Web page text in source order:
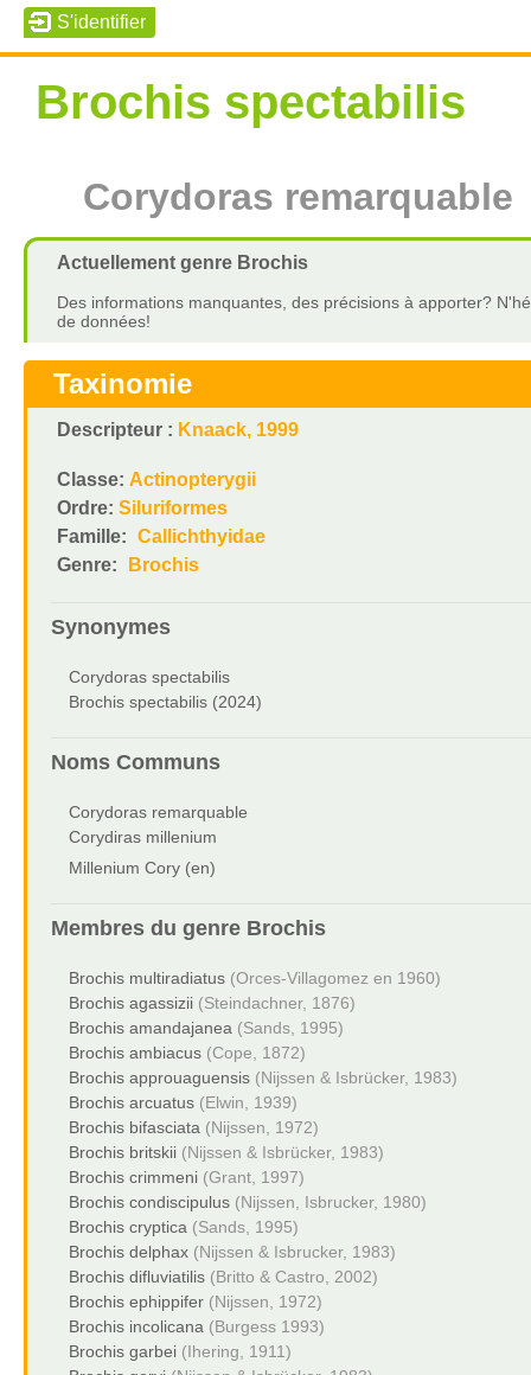
Brochis spectabilis
Corydoras remarquable
Actuellement genre Brochis
Des informations manquantes, des précisions à apporter?
de données!
Taxinomie
Descripteur : Knaack, 1999
Classe: Actinopterygii
Ordre: Siluriformes
Famille: Callichthyidae
Genre:
Brochis
Synonymes
Corydoras spectabilis
Brochis spectabilis (2024)
Noms Communs
Corydoras remarquable
Corydiras millenium
Millenium Cory (en)
Membres du genre Brochis
Brochis multiradiatus (Orces-Villagomez en 1960)
Brochis agassizii (Steindachner, 1876)
Brochis amandajanea (Sands, 1995)
Brochis ambiacus (Cope, 1872)
Brochis approuaguensis (Nijssen & Isbrücker, 1983)
Brochis arcuatus (Elwin, 1939)
Brochis bifasciata (Nijssen, 1972)
Brochis britskii (Nijssen & Isbrücker, 1983)
Brochis crimmeni (Grant, 1997)
Brochis condiscipulus (Nijssen, Isbrucker, 1980)
Brochis cryptica (Sands, 1995)
Brochis delphax (Nijssen & Isbrucker, 1983)
Brochis difluviatilis (Britto & Castro, 2002)
Brochis ephippifer (Nijssen, 1972)
Brochis incolicana (Burgess 1993)
Brochis garbei (Ihering, 1911)